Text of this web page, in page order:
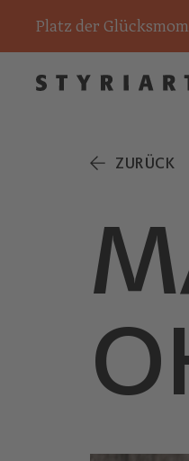
Platz der
ZURÜCK